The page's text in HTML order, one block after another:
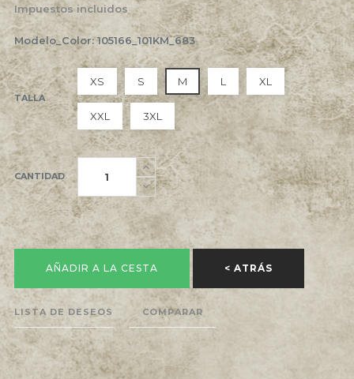
Impuestos incluidos
Modelo_Color: 105166_101KM_683
TALLA
XS S M L XL
XXL 3XL
CANTIDAD
AÑADIR A LA CESTA < ATRÁS
LISTA DE DESEOS COMPARAR